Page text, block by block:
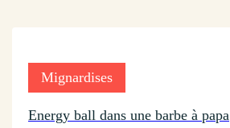
Mignardises
Energy ball dans une barbe à papa